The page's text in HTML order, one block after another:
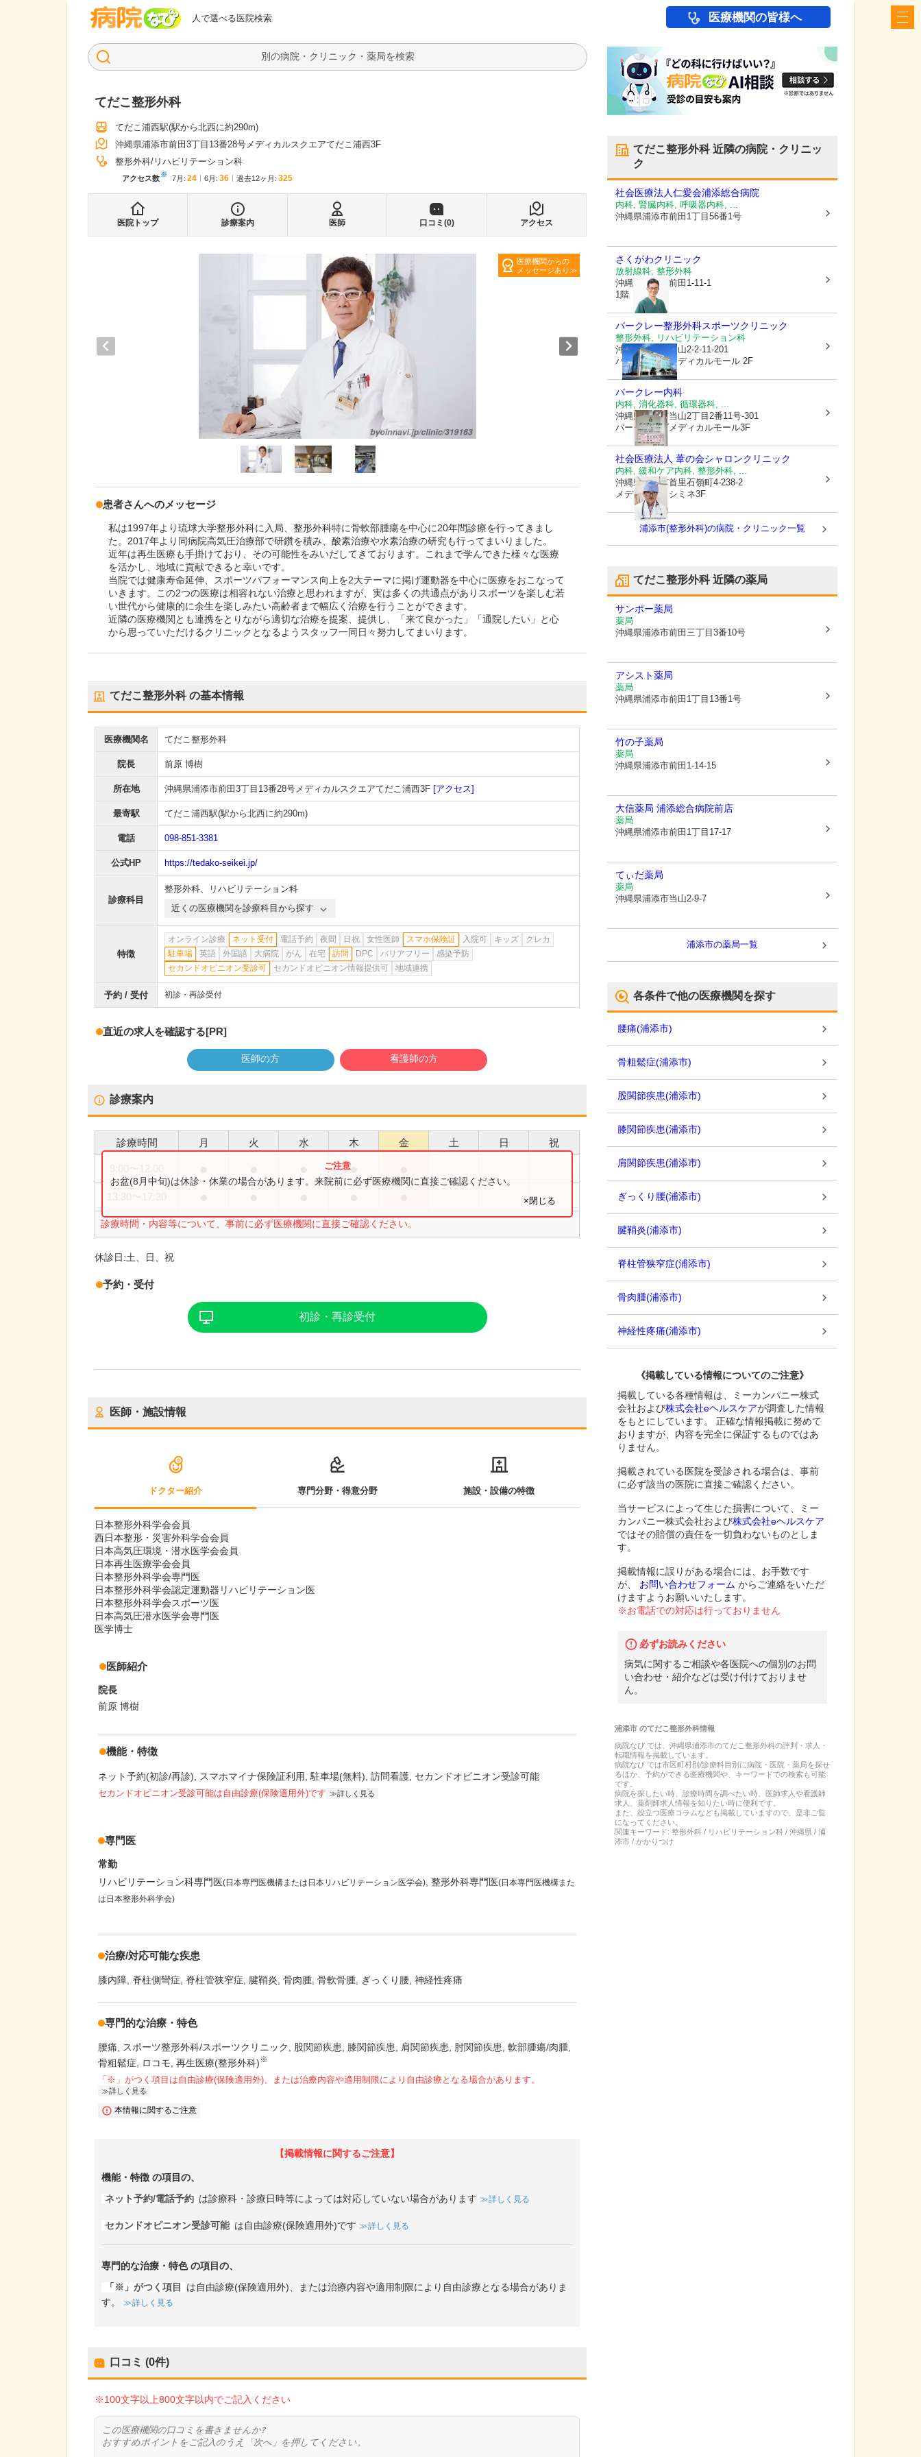
人で選べる医院検索
病院なび 医療機関の皆様へ
検索
てだこ整形外科
てだこ浦西駅(駅から北西に約290m)
沖縄県浦添市前田3丁目13番28号メディカルスクエアてだこ浦西3F
整形外科 リハビリテーション科
アクセス数※ 7月 : 24 6月 : 36 過去12ヶ月: 325
医院トップ 診療案内 医師 口コミ(0) アクセス
医療機関からの
メッセージあり
患者さんへのメッセージ
私は1997年より琉球大学整形外科に入局、整形外科特に骨軟部腫瘍を中心に20年間診療を行ってきまし
た。2017年より同病院高気圧治療部で研鑽を積み、酸素治療や水素治療の研究も行ってまいりました。
近年は再生医療も手掛けており、その可能性をみいだしてきております。これまで学んできた様々な医療
を活かし、地域に貢献できると幸いです。
当院では健康寿命延伸、スポーツパフォーマンス向上を2大テーマに掲げ運動器を中心に医療をおこなって
いきます。この2つの医療は相容れない治療と思われますが、実は多くの共通点がありスポーツを楽しむ若
い世代から健康的に余生を楽しみたい高齢者まで幅広く治療を行うことができます。
近隣の医療機関とも連携をとりながら適切な治療を提案、提供し、「来て良かった」「通院したい」と心
から思っていただけるクリニックとなるようスタッフ一同日々努力してまいります。
てだこ整形外科の基本情報
医療機関名 てだこ整形外科
院長 前原 博樹
所在地 沖縄県浦添市前田3丁目13番28号メディカルスクエアてだこ浦西3F [アクセス]
最寄駅 てだこ浦西駅(駅から北西に約290m)
電話 098-851-3381
公式HP https://tedako-seikei.jp/
診療科目
整形外科、
リハビリテーション科
近くの医療機関を診療科目から探す
特徴
オンライン診療 ネット受付 電話予約 夜間 日祝 女性医師 スマホ保険証 入院可 キッズ
クレカ
駐車場
英語 外国語 大病院 がん 在宅 訪問 DPC バリアフリー
感染予防
セカンドオピニオン受診可
セカンドオピニオン情報提供可 地域連携
予約 / 受付 初診・再診受付
直近の求人を確認する[PR]
医師の方 看護師の方
診療案内
診療時間 月 火 水 木 金 土 日 祝
●
診療時間・内容等について、事前に必ず医療機関に直接ご確認ください。
お盆(8月中旬)は休診・休業の場合があります。来院前に必ず医療機関に直接ご確認ください。
×閉じる
休診日:土、日、祝
予約・受付
初診・再診受付
医師・施設情報
ドクター紹介 専門分野・得意分野 施設・設備の特徴
日本整形外科学会会員
西日本整形・災害外科学会会員
日本高気圧環境・潜水医学会会員
日本再生医療学会会員
日本整形外科学会専門医
日本整形外科学会認定運動器リハビリテーション医
日本整形外科学会スポーツ医
日本高気圧潜水医学会専門医
医学博士
医師紹介
院長
前原 博樹
機能・特徴
ネット予約(初診/再診) スマホマイナ保険証利用 駐車場(無料) 訪問看護 セカンドオピニオン受診可能
セカンドオピニオン受診可能は自由診療(保険適用外)です 詳しく見る
専門医
常勤
リハビリテーション科専門医(日本専門医機構または日本リハビリテーション医学会) 整形外科専門医(日本専門医機構また
は日本整形外科学会)
治療/対応可能な疾患
膝内障 脊柱側彎症 脊柱管狭窄症 腱鞘炎 骨肉腫 骨軟骨腫 ぎっくり腰 神経性疼痛
専門的な治療・特色
腰痛 スポーツ整形外科/スポーツクリニック 股関節疾患 膝関節疾患 肩関節疾患 肘関節疾患 軟部腫瘍/肉腫
骨粗鬆症
ロコモ 再生医療(整形外科)※
「※」がつく項目は自由診療(保険適用外)、または治療内容や適用制限により自由診療となる場合があります。
詳しく見る
本情報に関するご注意
【掲載情報に関するご注意】
機能・特徴 の項目の、
ネット予約/電話予約 は診療科・診療日時等によっては対応していない場合があります 詳しく見る
セカンドオピニオン受診可能 は自由診療(保険適用外)です 詳しく見る
専門的な治療・特色の項目の、
「※」がつく項目
は自由診療(保険適用外)、または治療内容や適用制限により自由診療となる場合がありま
す。
詳しく見る
口コミ (0件)
※100文字以上800文字以内でご記入ください
てだこ整形外科近隣の病院・クリニッ
ク
社会医療法人仁愛会浦添総合病院
内科, 腎臓内科, 呼吸器内科, ...
沖縄県浦添市前田1丁目56番1号
さくがわクリニック
放射線科, 整形外科
沖縄県浦添市 前田1-11-1
1階
バークレー整形外科スポーツクリニック
整形外科, リハビリテーション科
沖縄県浦添市
当山2-2-11-201
バークレーズメディカルモール 2F
バークレー内科
内科, 消化器科, 循環器科, ...
沖縄県浦添市当山2丁目2番11号-301
バークレーズメディカルモール3F
社会医療法人 葦の会シャロンクリニック
内科, 緩和ケア内科, 整形外科, ...
沖縄県那覇市首里石嶺町4-238-2
メディカルイシミネ3F
浦添市(整形外科)の病院・クリニック一覧
てだこ整形外科近隣の薬局
サンポー薬局
薬局
沖縄県浦添市前田三丁目3番10号
アシスト薬局
薬局
沖縄県浦添市前田1丁目13番1号
竹の子薬局
薬局
沖縄県浦添市前田1-14-15
大信薬局 浦添総合病院前店
薬局
沖縄県浦添市前田1丁目17-17
てぃだ薬局
薬局
沖縄県浦添市当山2-9-7
浦添市の薬局一覧
各条件で他の医療機関を探す
腰痛(浦添市)
骨粗鬆症(浦添市)
股関節疾患(浦添市)
膝関節疾患(浦添市)
肩関節疾患(浦添市)
ぎっくり腰(浦添市)
腱鞘炎(浦添市)
脊柱管狭窄症(浦添市)
骨肉腫(浦添市)
神経性疼痛(浦添市)
《掲載している情報についてのご注意》
掲載している各種情報は、ミーカンパニー株式
会社および株式会社eヘルスケアが調査した情報
をもとにしています。 正確な情報掲載に努めて
おりますが、内容を完全に保証するものではあ
りません。
掲載されている医院を受診される場合は、事前
に必ず該当の医院に直接ご確認ください。
当サービスによって生じた損害について、ミー
カンパニー株式会社および株式会社eヘルスケア
ではその賠償の責任を一切負わないものとしま
す。
掲載情報に誤りがある場合には、お手数です
が、
お問い合わせフォーム からご連絡をいただ
けますようお願いいたします。
※お電話での対応は行っておりません
必ずお読みください
病気に関するご相談や各医院への個別のお問
い合わせ・紹介などは受け付けておりませ
ん。
浦添市のてだこ整形外科情報
病院なび では、 沖縄県浦添市のてだこ整形外科の評判・求人・
転職情報を掲載しています。
病院なび では市区町村別/診療科目別に病院・医院・薬局を探せ
るほか、予約ができる医療機関や、キーワードでの検索も可能
です。
病院を探したい時、診療時間を調べたい時、医師求人や看護師
求人、薬剤師求人情報を知りたい時に便利です。
また、役立つ医療コラムなども掲載していますので、是非ご覧
になってください。
関連キーワード: 整形外科 / リハビリテーション科 / 沖縄県 / 浦
添市 / かかりつけ